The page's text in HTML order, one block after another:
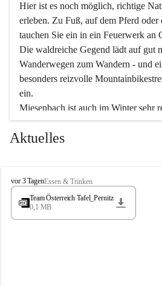
Hier ist es noch möglich, richtige
erleben. Zu Fuß, auf dem Pferd
tauchen Sie ein in ein Feuerwerk an
Die waldreiche Gegend lädt auf gut
Wanderwegen zum Wandern - und
besonders reizvolle
ein.
Miesenbach ist auch im Winter sehr
Eisstockschießen gibt es auf dem
wunderschöne Naturschneepisten,
vielfältige Angebot unserer
Überzeugen Sie sich selbst, dass
in den Beherbergungsbetrieben,
Wir kennen Miesenbach als
Tradition und Innovation werden
Aktuelles
M
i
s
vor 3 TagenEssen & Trinken
Team Österreich Tafel_Pernitz
0,1 MB